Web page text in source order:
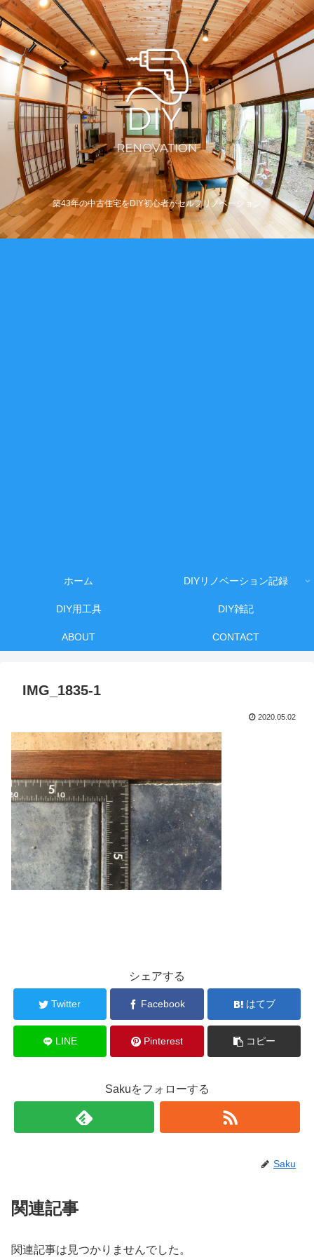
築43年の中古住宅をDIY初心者がセルフリノベーション
ホーム DIYリノベーション記録
DIY用工具 DIY雑記
ABOUT CONTACT
IMG_1835-1
2020.05.02
シェアする
Twitter Facebook はてブ
LINE Pinterest コピー
Sakuをフォローする
Saku
関連記事
関連記事は見つかりませんでした。